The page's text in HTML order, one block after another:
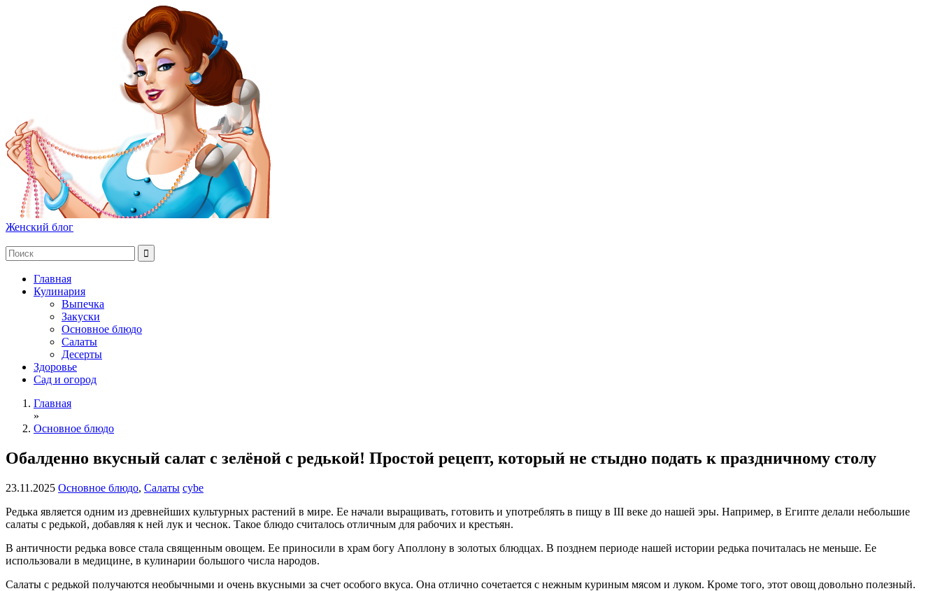
Женский блог
Главная
Кулинария
Выпечка
Закуски
Основное блюдо
Салаты
Десерты
Здоровье
Сад и огород
Главная
»
Основное блюдо
Обалденно вкусный салат с зелёной с редькой! Простой рецепт, который не стыдно подать к праздничному столу
23.11.2025 Основное блюдо, Салаты cybe
Редька является одним из древнейших культурных растений в мире. Ее начали выращивать, готовить и употреблять в пищу в III веке до нашей эры. Например, в Египте делали небольшие
салаты с редькой, добавляя к ней лук и чеснок. Такое блюдо считалось отличным для рабочих и крестьян.
В античности редька вовсе стала священным овощем. Ее приносили в храм богу Аполлону в золотых блюдцах. В позднем периоде нашей истории редька почиталась не меньше. Ее
использовали в медицине, в кулинарии большого числа народов.
Салаты с редькой получаются необычными и очень вкусными за счет особого вкуса. Она отлично сочетается с нежным куриным мясом и луком. Кроме того, этот овощ довольно полезный.